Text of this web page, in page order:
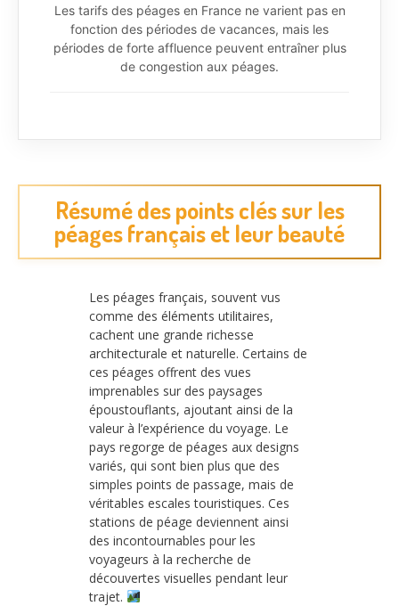
Les tarifs des péages en France ne varient pas en
fonction des périodes de vacances, mais les
périodes de forte affluence peuvent entraîner plus
de congestion aux péages.
Résumé des points clés sur les
péages français et leur beauté
Les péages français, souvent vus
comme des éléments utilitaires,
cachent une grande richesse
architecturale et naturelle. Certains de
ces péages offrent des vues
imprenables sur des paysages
époustouflants, ajoutant ainsi de la
valeur à l’expérience du voyage. Le
pays regorge de péages aux designs
variés, qui sont bien plus que des
simples points de passage, mais de
véritables escales touristiques. Ces
stations de péage deviennent ainsi
des incontournables pour les
voyageurs à la recherche de
découvertes visuelles pendant leur
trajet.